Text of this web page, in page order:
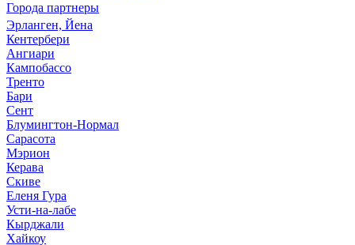
Города партнеры
Эрланген, Йена
Кентербери
Ангиари
Кампобассо
Тренто
Бари
Сент
Блумингтон-Нормал
Сарасота
Мэрион
Керава
Скиве
Еленя Гура
Усти-на-лабе
Кырджали
Хайкоу